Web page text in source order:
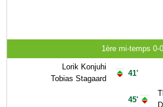
1ère mi-temps 0-0
Lorik Konjuhi
Tobias Stagaard
41'
45'